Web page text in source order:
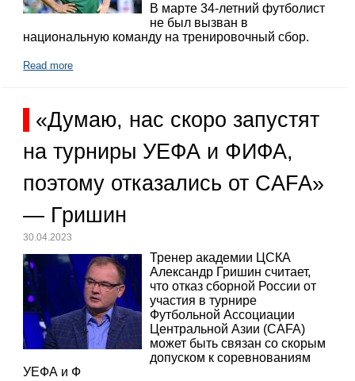
В марте 34-летний футболист
не был вызван в
национальную команду на тренировочный сбор.
Read more
«Думаю, нас скоро запустят
на турниры УЕФА и ФИФА,
поэтому отказались от CAFA»
— Гришин
30.04.2023
Тренер академии ЦСКА
Александр Гришин считает,
что отказ сборной России от
участия в турнире
Футбольной Ассоциации
Центральной Азии (CAFA)
может быть связан со скорым
допуском к соревнованиям
УЕФА и Ф